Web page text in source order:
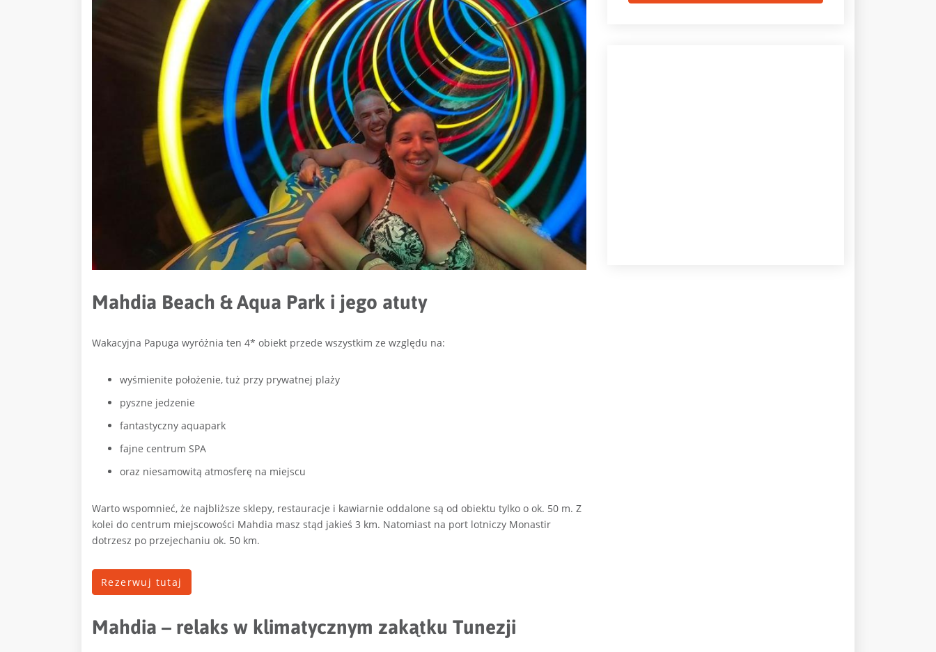
Mahdia Beach & Aqua Park i jego atuty
Wakacyjna Papuga wyróżnia ten 4* obiekt przede wszystkim ze względu na:
wyśmienite położenie, tuż przy prywatnej plaży
pyszne jedzenie
fantastyczny aquapark
fajne centrum SPA
oraz niesamowitą atmosferę na miejscu
Warto wspomnieć, że najbliższe sklepy, restauracje i kawiarnie oddalone są od obiektu tylko o ok. 50 m. Z
kolei do centrum miejscowości Mahdia masz stąd jakieś 3 km. Natomiast na port lotniczy Monastir
dotrzesz po przejechaniu ok. 50 km.
Rezerwuj tutaj
Mahdia – relaks w klimatycznym zakątku Tunezji